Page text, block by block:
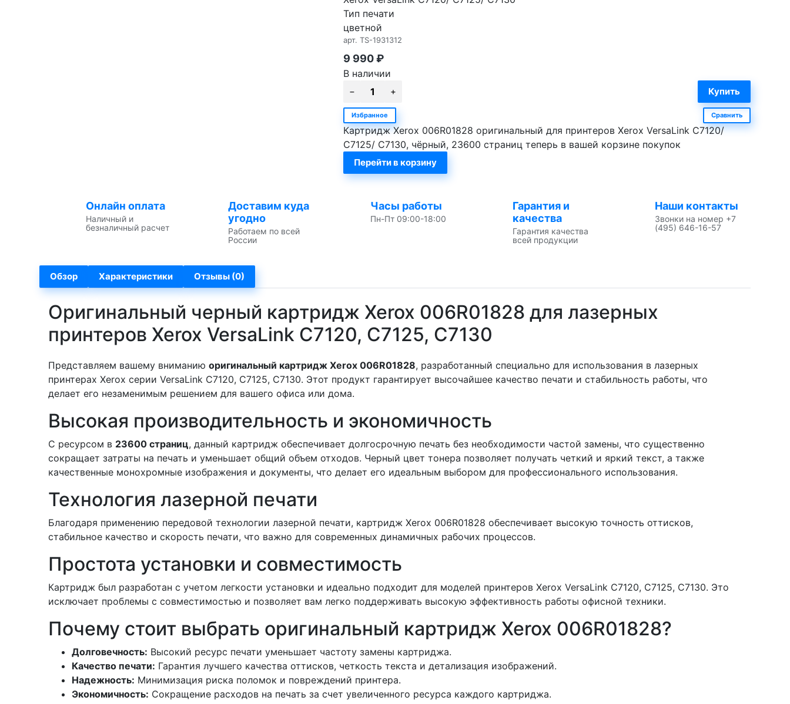
Тип печати
цветной
арт. TS-1931312
9 990₽
В наличии
Избранное Сравнить
Картридж Xerox 006R01828 оригинальный для принтеров Xerox VersaLink C7120/
C7125/ C7130, чёрный, 23600 страниц теперь в вашей корзине покупок
Перейти в корзину
Онлайн оплата
Наличный и
безналичный расчет
Доставим куда
угодно
Работаем по всей
России
Часы работы
Пн-Пт 09:00-18:00
Гарантия и
качества
Гарантия качества
всей продукции
Наши контакты
Звонки на номер +7
(495) 646-16-57
Обзор Характеристики Отзывы (0)
Оригинальный черный картридж Xerox 006R01828 для лазерных
принтеров Xerox VersaLink C7120, C7125, C7130
Представляем вашему вниманию оригинальный картридж Xerox 006R01828, разработанный специально для использования в лазерных
принтерах Xerox серии VersaLink C7120, C7125, C7130. Этот продукт гарантирует высочайшее качество печати и стабильность работы, что
делает его незаменимым решением для вашего офиса или дома.
Высокая производительность и экономичность
С ресурсом в 23600 страниц, данный картридж обеспечивает долгосрочную печать без необходимости частой замены, что существенно
сокращает затраты на печать и уменьшает общий объем отходов. Черный цвет тонера позволяет получать четкий и яркий текст, а также
качественные монохромные изображения и документы, что делает его идеальным выбором для профессионального использования.
Технология лазерной печати
Благодаря применению передовой технологии лазерной печати, картридж Xerox 006R01828 обеспечивает высокую точность оттисков,
стабильное качество и скорость печати, что важно для современных динамичных рабочих процессов.
Простота установки и совместимость
Картридж был разработан с учетом легкости установки и идеально подходит для моделей принтеров Xerox VersaLink C7120, C7125, C7130. Это
исключает проблемы с совместимостью и позволяет вам легко поддерживать высокую эффективность работы офисной техники.
Почему стоит выбрать оригинальный картридж Xerox 006R01828?
Долговечность: Высокий ресурс печати уменьшает частоту замены картриджа.
Качество печати: Гарантия лучшего качества оттисков, четкость текста и детализация изображений.
Надежность: Минимизация риска поломок и повреждений принтера.
Экономичность: Сокращение расходов на печать за счет увеличенного ресурса каждого картриджа.